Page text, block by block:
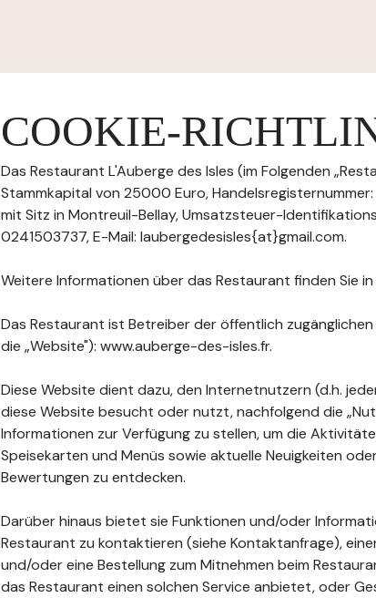
COOKIE-
Das Restaurant L'Auberge des Isles (im Folgenden
Stammkapital von 25000 Euro,
mit Sitz in Montreuil-Bellay, Umsatzsteuer-
0241503737, E-Mail: laubergedesisles{at}gmail.com.
Weitere Informationen über das Restaurant finden Sie in
Das Restaurant ist Betreiber der öffentlich
die „Website"): www.auberge-des-isles.fr.
Diese Website dient dazu, den Internetnutzern (d.h.
diese Website besucht oder nutzt, nachfolgend die
Informationen zur Verfügung zu stellen, um die
Speisekarten und Menüs sowie aktuelle Neuigkeiten
Bewertungen zu entdecken.
Darüber hinaus bietet sie Funktionen und/oder
Restaurant zu kontaktieren (siehe Kontaktanfrage),
und/oder eine Bestellung zum Mitnehmen beim
das Restaurant einen solchen Service anbietet, oder